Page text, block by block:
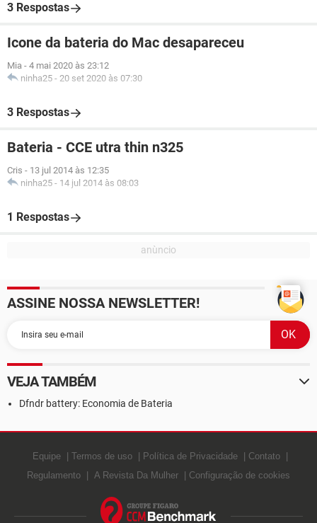
3 Respostas
Icone da bateria do Mac desapareceu
Mia - 4 mai 2020 às 23:12
ninha25 - 20 set 2020 às 07:30
3 Respostas
Bateria - CCE utra thin n325
Cris - 13 jul 2014 às 12:35
ninha25 - 14 jul 2014 às 08:03
1 Respostas
ASSINE NOSSA NEWSLETTER!
VEJA TAMBÉM
Dfndr battery: Economia de Bateria
Equipe Termos de uso Política de Privacidade
Contato
Regulamento
A Revista Da Mulher Configuração de cookies